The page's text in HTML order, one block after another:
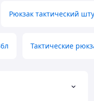
Рюкзак тактический
Тактические